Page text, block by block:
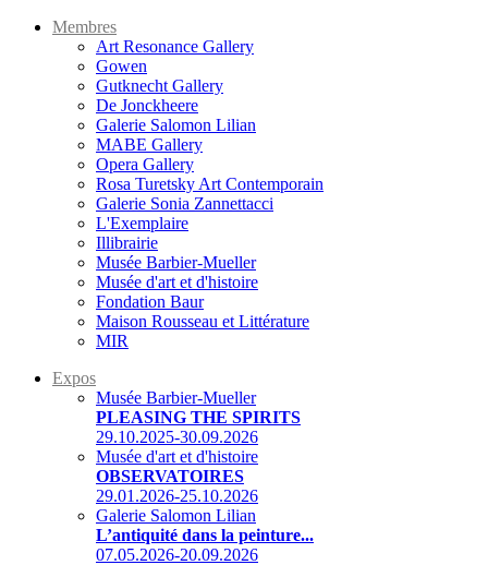
Membres
Art Resonance Gallery
Gowen
Gutknecht Gallery
De Jonckheere
Galerie Salomon Lilian
MABE Gallery
Opera Gallery
Rosa Turetsky Art Contemporain
Galerie Sonia Zannettacci
L'Exemplaire
Illibrairie
Musée Barbier-Mueller
Musée d'art et d'histoire
Fondation Baur
Maison Rousseau et Littérature
MIR
Expos
Musée Barbier-Mueller
PLEASING THE SPIRITS
29.10.2025-30.09.2026
Musée d'art et d'histoire
OBSERVATOIRES
29.01.2026-25.10.2026
Galerie Salomon Lilian
L’antiquité dans la peinture...
07.05.2026-20.09.2026